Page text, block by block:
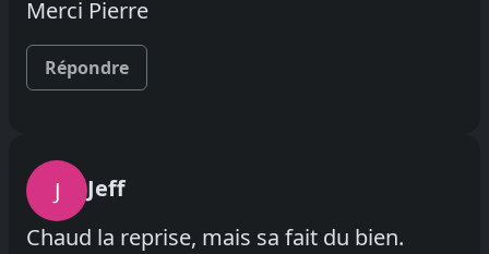
Merci Pierre
Répondre
J
Jeff
Chaud la reprise, mais sa fait du bien.